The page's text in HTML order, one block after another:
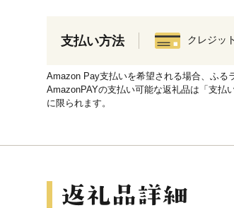
支払い方法 クレジッ
Amazon Pay支払いを希望される場合、ふる
AmazonPAYの支払い可能な返礼品は「支払
に限られます。